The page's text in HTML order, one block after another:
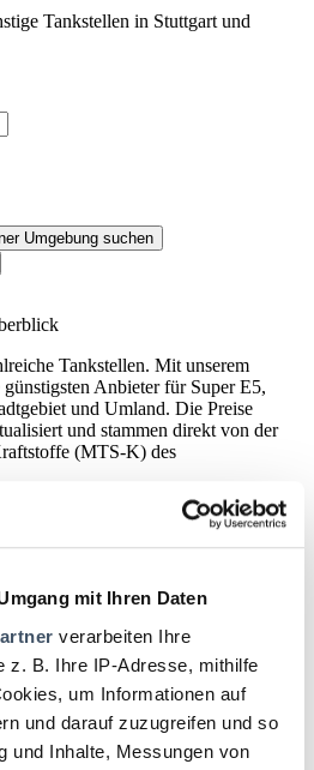
mit Ihren Daten
verarbeiten Ihre
z. B. Ihre IP-Adresse, mithilfe
um Informationen auf
und darauf zuzugreifen und so
und Inhalte, Messungen von
Tankstellen in Stuttgart und
Umgebung suchen
Tankstellen. Mit unserem
Anbieter für Super E5,
und Umland. Die Preise
und stammen direkt von der
(MTS-K) des
für Kraftstoffe (MTS-K) des
vergleichen
was die Logistik erschwert und die
Stadtgebiet sind Tankstellen in
Zuffenhausen oft günstiger als in der
B14 und B27 sind wichtige
Preisvergleiche lohnen. Wer
dem Landkreis Böblingen pendelt,